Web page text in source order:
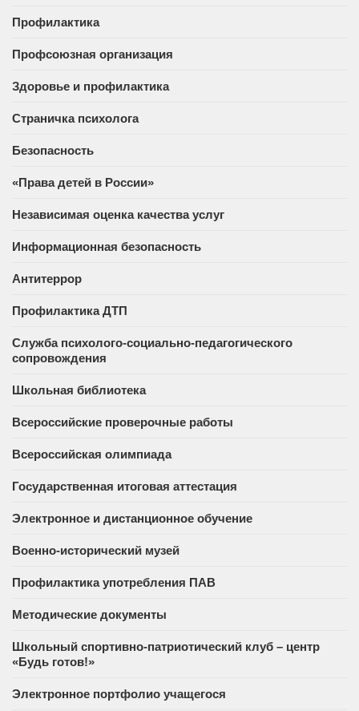
Профилактика
Профсоюзная организация
Здоровье и профилактика
Страничка психолога
Безопасность
«Права детей в России»
Независимая оценка качества услуг
Информационная безопасность
Антитеррор
Профилактика ДТП
Служба психолого-социально-педагогического
сопровождения
Школьная библиотека
Всероссийские проверочные работы
Всероссийская олимпиада
Государственная итоговая аттестация
Электронное и дистанционное обучение
Военно-исторический музей
Профилактика употребления ПАВ
Методические документы
Школьный спортивно-патриотический клуб – центр
«Будь готов!»
Электронное портфолио учащегося